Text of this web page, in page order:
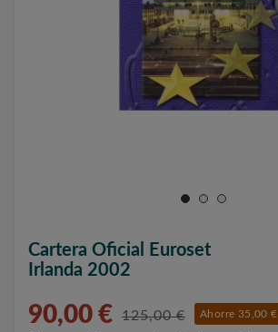
Cartera Oficial Euroset
Irlanda 2002
90,00 € 125,00 € Ahorre 35,00 €